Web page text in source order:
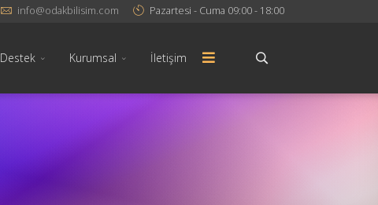
info@odakbilisim.com Pazartesi - Cuma 09:00 - 18:00
Destek Kurumsal İletişim